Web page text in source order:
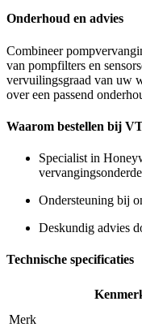
Onderhoud en advies
Combineer
van pompfilters en
vervuilingsgraad van uw
over een passend
Waarom bestellen bij
Specialist in
Ondersteuning bij
Deskundig advies
Technische specificaties
Merk